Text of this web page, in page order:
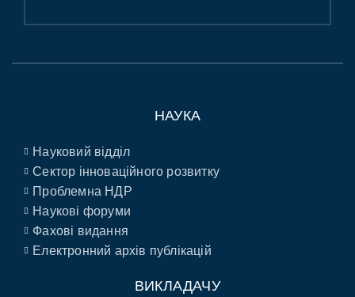
НАУКА
Науковий відділ
Сектор інноваційного розвитку
Проблемна НДР
Наукові форуми
Фахові видання
Електронний архів публікацій
ВИКЛАДАЧУ